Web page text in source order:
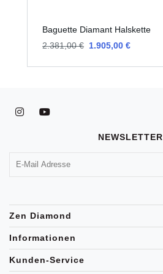
Baguette Diamant Halskette
1.905,00 €
2.381,00 €
NEWSLETTER
Zen Diamond
Informationen
Kunden-Service